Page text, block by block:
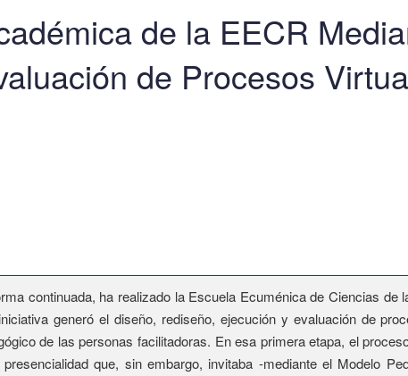
de la EECR
de Procesos
continuada, ha realizado la Escuela Ecuménica de Ciencias de
generó el diseño, rediseño, ejecución y evaluación de
de las personas facilitadoras. En esa primera etapa, el
que, sin embargo, invitaba -mediante el Modelo